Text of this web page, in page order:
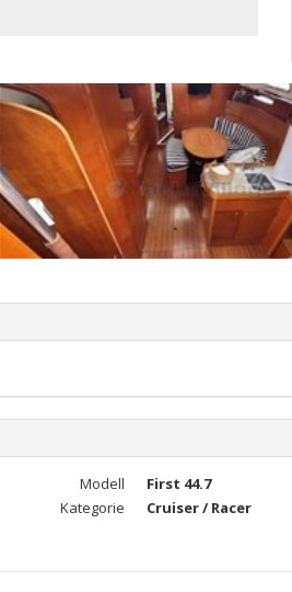
Modell First 44.7
Kategorie Cruiser / Racer